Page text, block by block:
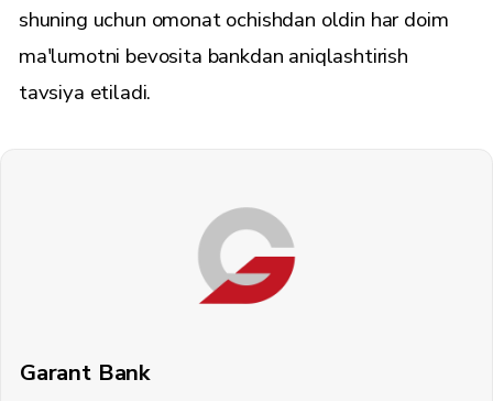
shuning uchun omonat ochishdan oldin har doim
ma'lumotni bevosita bankdan aniqlashtirish
tavsiya etiladi.
Garant Bank